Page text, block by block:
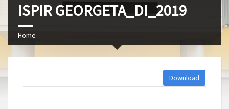
ISPIR GEORGETA_DI_2019
Home
Download